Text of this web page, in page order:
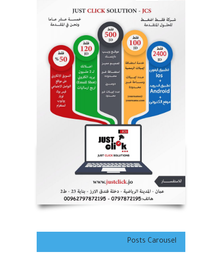
تهنئه للعريس الغالي مصطفى
محمد أبو شريعة .
اهم الأخبار, محليات,مناسبات و أخبار
المجتمع,منوعات
أغسطس 7, 2026
الشوعاني يكتب ...شكر وتقدير
لنشامى الأمن العام العاملين في
اهم الأخبار,منوعات,مواقف واراء
أغسطس 8, 2026
Posts Carousel